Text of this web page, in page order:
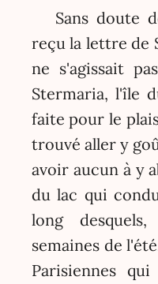
Sans doute
reçu la lettre de
ne s'agissait
Stermaria, l'île
faite pour le
trouvé aller y
avoir aucun à y
du lac qui
long
semaines de
Parisiennes